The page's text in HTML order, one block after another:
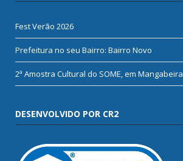
Fest Verão 2026
Prefeitura no seu Bairro: Bairro Novo
2ª Amostra Cultural do SOME, em Mangabeira
DESENVOLVIDO POR CR2